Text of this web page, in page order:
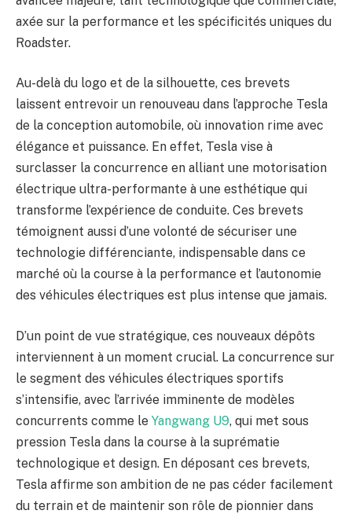
axée sur la performance et les spécificités uniques du
Roadster.
Au-delà du logo et de la silhouette, ces brevets
laissent entrevoir un renouveau dans l’approche Tesla
de la conception automobile, où innovation rime avec
élégance et puissance. En effet, Tesla vise à
surclasser la concurrence en alliant une motorisation
électrique ultra-performante à une esthétique qui
transforme l’expérience de conduite. Ces brevets
témoignent aussi d’une volonté de sécuriser une
technologie différenciante, indispensable dans ce
marché où la course à la performance et l’autonomie
des véhicules électriques est plus intense que jamais.
D’un point de vue stratégique, ces nouveaux dépôts
interviennent à un moment crucial. La concurrence sur
le segment des véhicules électriques sportifs
s’intensifie, avec l’arrivée imminente de modèles
concurrents comme le Yangwang U9, qui met sous
pression Tesla dans la course à la suprématie
technologique et design. En déposant ces brevets,
Tesla affirme son ambition de ne pas céder facilement
du terrain et de maintenir son rôle de pionnier dans